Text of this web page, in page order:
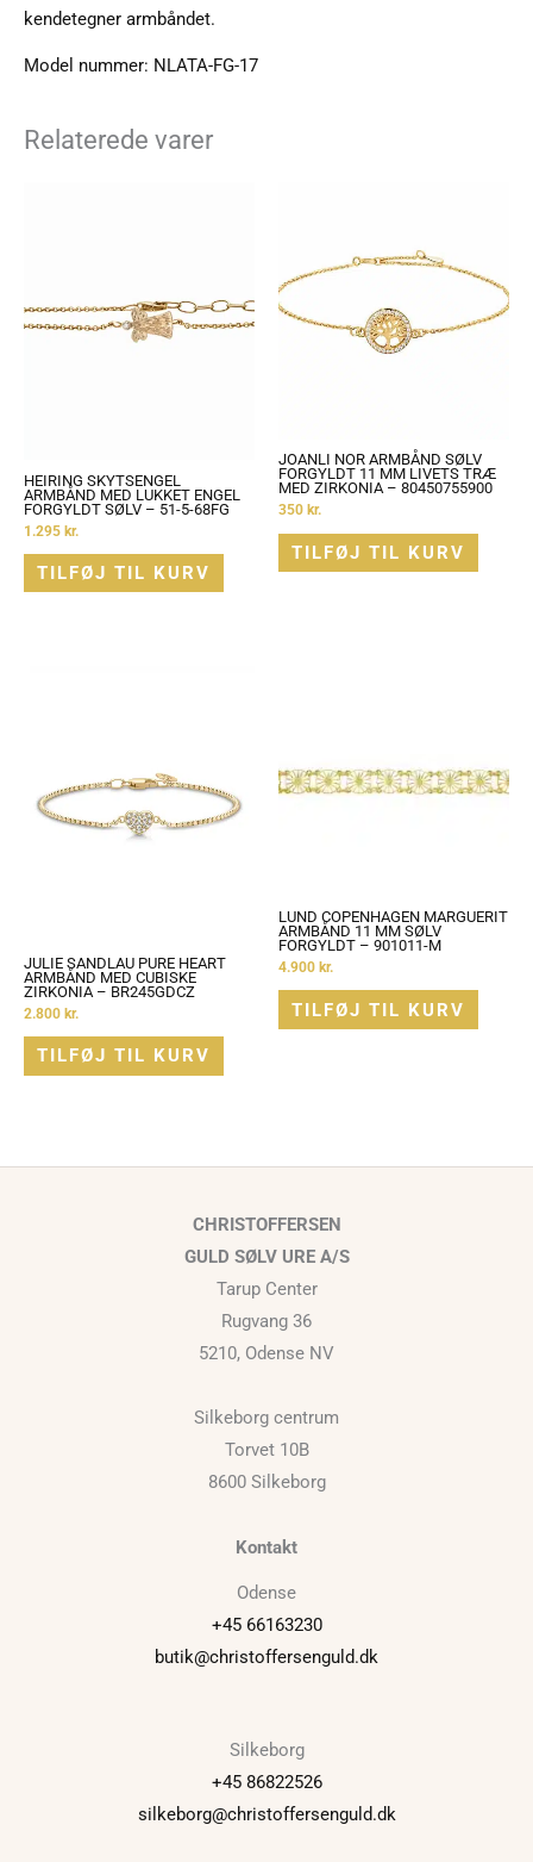
kendetegner armbåndet.
Model nummer: NLATA-FG-17
Relaterede varer
HEIRING SKYTSENGEL
ARMBÅND MED LUKKET ENGEL
FORGYLDT SØLV – 51-5-68FG
1.295 kr.
TILFØJ TIL KURV
JOANLI NOR ARMBÅND SØLV
FORGYLDT 11 MM LIVETS TRÆ
MED ZIRKONIA – 80450755900
350 kr.
TILFØJ TIL KURV
JULIE SANDLAU PURE HEART
ARMBÅND MED CUBISKE
ZIRKONIA – BR245GDCZ
2.800 kr.
TILFØJ TIL KURV
LUND COPENHAGEN MARGUERIT
ARMBÅND 11 MM SØLV
FORGYLDT – 901011-M
4.900 kr.
TILFØJ TIL KURV
CHRISTOFFERSEN
GULD SØLV URE A/S
Tarup Center
Rugvang 36
5210, Odense NV
Silkeborg centrum
Torvet 10B
8600 Silkeborg
Kontakt
Odense
+45 66163230
butik@christoffersenguld.dk
Silkeborg
+45 86822526
silkeborg@christoffersenguld.dk